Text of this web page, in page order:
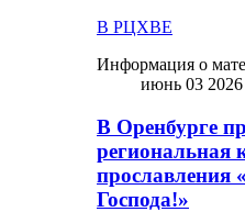
В РЦХВЕ
Информация о
июнь 03 2026
В Оренбурге
региональная
прославления
Господа!»